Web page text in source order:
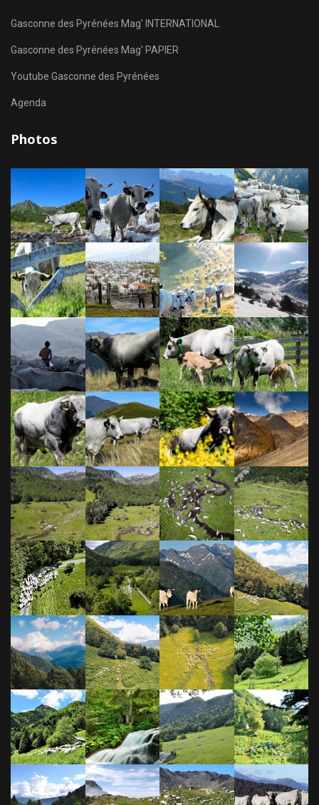
Gasconne des Pyrénées Mag' INTERNATIONAL
Gasconne des Pyrénées Mag' PAPIER
Youtube Gasconne des Pyrénées
Agenda
Photos